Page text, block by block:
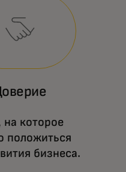
на которое
положиться
бизнеса.